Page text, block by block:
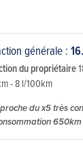
générale :
du propriétaire
- 8 l/100km
du x5 très
650km